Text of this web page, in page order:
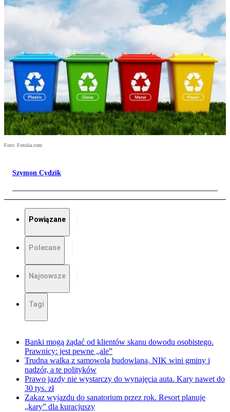
Foto: Fotolia.com
Szymon Cydzik
Powiązane
Polecane
Najnowsze
Tagi
Banki mogą żądać od klientów skanu dowodu osobistego.
Prawnicy: jest pewne „ale”
Trudna walka z samowolą budowlaną. NIK wini gminy i
nadzór, a te polityków
Prawo jazdy nie wystarczy do wynajęcia auta. Kary nawet do
30 tys. zł
Zakaz wyjazdu do sanatorium przez rok. Resort planuje
„kary” dla kuracjuszy